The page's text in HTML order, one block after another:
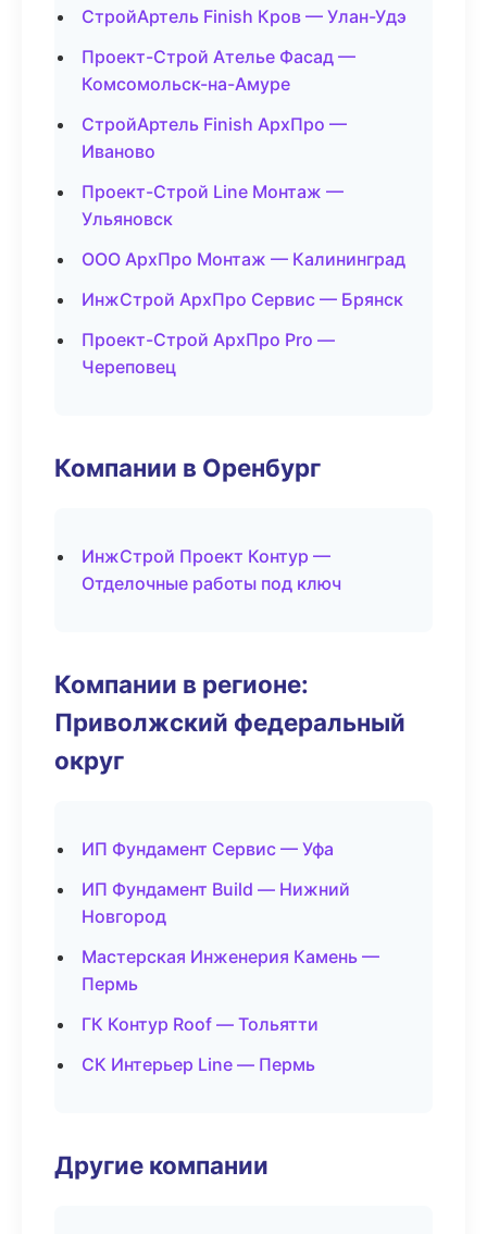
СтройАртель Finish Кров — Улан-Удэ
Проект-Строй Ателье Фасад —
Комсомольск-на-Амуре
СтройАртель Finish АрхПро —
Иваново
Проект-Строй Line Монтаж —
Ульяновск
ООО АрхПро Монтаж — Калининград
ИнжСтрой АрхПро Сервис — Брянск
Проект-Строй АрхПро Pro —
Череповец
Компании в Оренбург
ИнжСтрой Проект Контур —
Отделочные работы под ключ
Компании в регионе:
Приволжский федеральный
округ
ИП Фундамент Сервис — Уфа
ИП Фундамент Build — Нижний
Новгород
Мастерская Инженерия Камень —
Пермь
ГК Контур Roof — Тольятти
СК Интерьер Line — Пермь
Другие компании